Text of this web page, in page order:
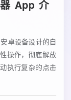
App 介
卓设备设计的自
操作，彻底解放
执行复杂的点击